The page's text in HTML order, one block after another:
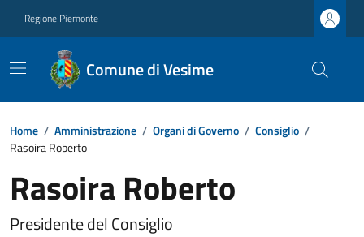
Regione Piemonte
Comune di Vesime
Home / Amministrazione / Organi di Governo / Consiglio /
Rasoira Roberto
Rasoira Roberto
Presidente del Consiglio